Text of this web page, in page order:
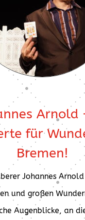
Arnold
für
Bremen!
Johannes
und großen
Augenblicke, an